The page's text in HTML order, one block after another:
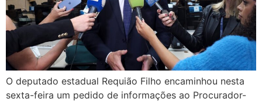
O deputado estadual Requião Filho encaminhou nesta
sexta-feira um pedido de informações ao Procurador-